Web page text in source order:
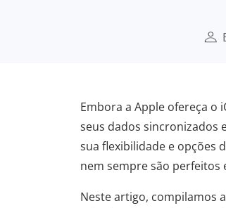
Embora a Apple ofereça
seus dados sincronizados
sua flexibilidade e opções
nem sempre são
Neste artigo, compilamos